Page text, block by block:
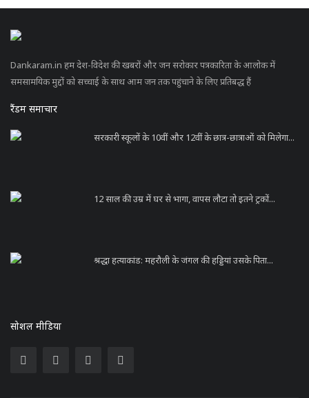
Dankaram.in हम देश-विदेश की खबरों और जन सरोकार पत्रकारिता के आलोक में
समसामयिक मुद्दों को सच्चाई के साथ आम जन तक पहुंचाने के लिए प्रतिबद्ध हैं
रैंडम समाचार
सरकारी स्कूलों के 10वीं और 12वीं के छात्र-छात्राओं को मिलेगा...
12 साल की उम्र में घर से भागा, वापस लौटा तो इतने ट्रकों...
श्रद्धा हत्याकांड: महरौली के जंगल की हड्डियां उसके पिता...
सोशल मीडिया